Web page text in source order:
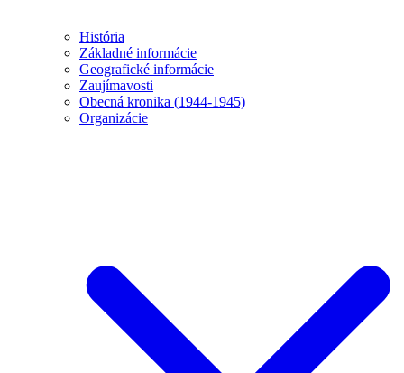
História
Základné informácie
Geografické informácie
Zaujímavosti
Obecná kronika (1944-1945)
Organizácie